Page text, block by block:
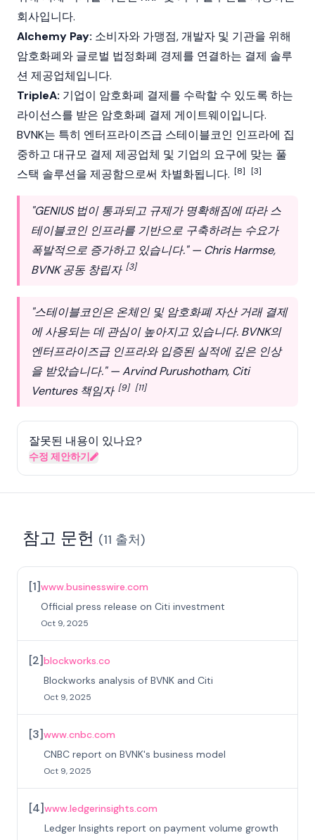
회사입니다.
Alchemy Pay: 소비자와 가맹점, 개발자 및 기관을 위해
암호화폐와 글로벌 법정화폐 경제를 연결하는 결제 솔루
션 제공업체입니다.
TripleA: 기업이 암호화폐 결제를 수락할 수 있도록 하는
라이선스를 받은 암호화폐 결제 게이트웨이입니다.
BVNK는 특히 엔터프라이즈급 스테이블코인 인프라에 집
중하고 대규모 결제 제공업체 및 기업의 요구에 맞는 풀
스택 솔루션을 제공함으로써 차별화됩니다. [8] [3]
"GENIUS 법이 통과되고 규제가 명확해짐에 따라스
테이블코인인프라를 기반으로 구축하려는 수요가
폭발적으로 증가하고 있습니다." — Chris Harmse,
BVNK 공동 창립자 [3]
"스테이블코인은 온체인 및 암호화폐 자산 거래 결제
에 사용되는 데 관심이 높아지고 있습니다. BVNK의
엔터프라이즈급 인프라와 입증된 실적에 깊은 인상
을 받았습니다." — Arvind Purushotham, Citi
Ventures 책임자 [9] [11]
잘못된 내용이 있나요?
수정 제안하기
참고 문헌 (11 출처)
[1]www.businesswire.com
Official press release on Citi investment
Oct 9, 2025
[2]blockworks.co
Blockworks analysis of BVNK and Citi
Oct 9, 2025
[3]www.cnbc.com
CNBC report on BVNK's business model
Oct 9, 2025
[4]www.ledgerinsights.com
Ledger Insights report on payment volume growth